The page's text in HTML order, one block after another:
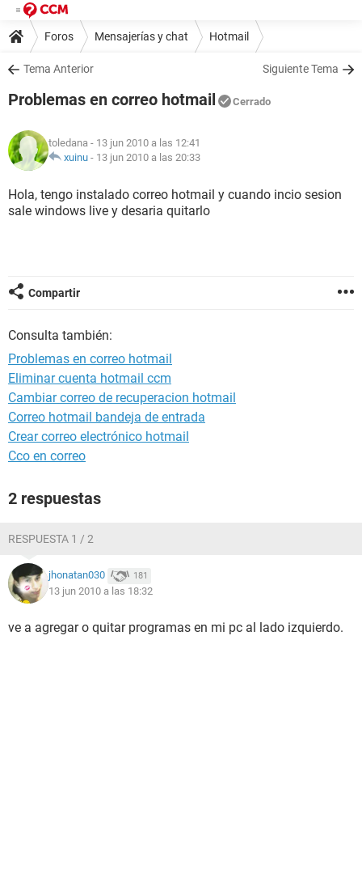
Foros Mensajerías y chat Hotmail
Tema Anterior Siguiente Tema
Problemas en correo hotmail Cerrado
toledana - 13 jun 2010 a las 12:41
xuinu - 13 jun 2010 a las 20:33
Hola, tengo instalado correo hotmail y cuando incio sesion
sale windows live y desaria quitarlo
Compartir
Consulta también:
Problemas en correo hotmail
Eliminar cuenta hotmail ccm
Cambiar correo de recuperacion hotmail
Correo hotmail bandeja de entrada
Crear correo electrónico hotmail
Cco en correo
2 respuestas
RESPUESTA 1 / 2
jhonatan030 181
13 jun 2010 a las 18:32
ve a agregar o quitar programas en mi pc al lado izquierdo.